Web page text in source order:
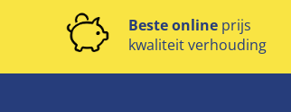
Beste online prijs
kwaliteit verhouding